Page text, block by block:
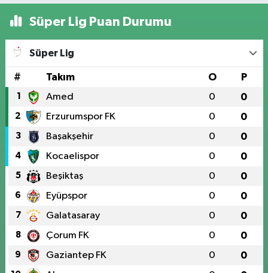
Süper Lig Puan Durumu
Süper Lig
# Takım O P
1 Amed 0 0
2 Erzurumspor FK 0 0
3 Başakşehir 0 0
4 Kocaelispor 0 0
5 Beşiktaş 0 0
6 Eyüpspor 0 0
7 Galatasaray 0 0
8 Çorum FK 0 0
9 Gaziantep FK 0 0